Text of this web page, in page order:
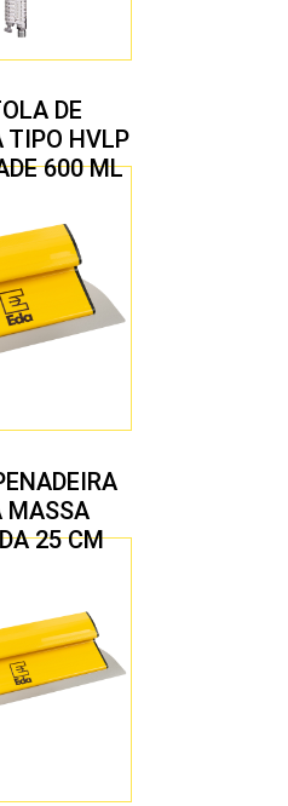
DE
TIPO HVLP
600 ML
MM
MASSA
25 CM